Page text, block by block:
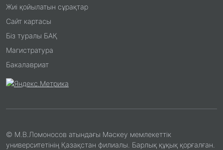
Жиі қойылатын сұрақтар
Сайт картасы
Біз туралы БАҚ
Магистратура
Бакалавриат
© М.В.Ломоносов атындағы Мәскеу мемлекеттік
университетінің Қазақстан филиалы. Барлық құқық қорғалған.